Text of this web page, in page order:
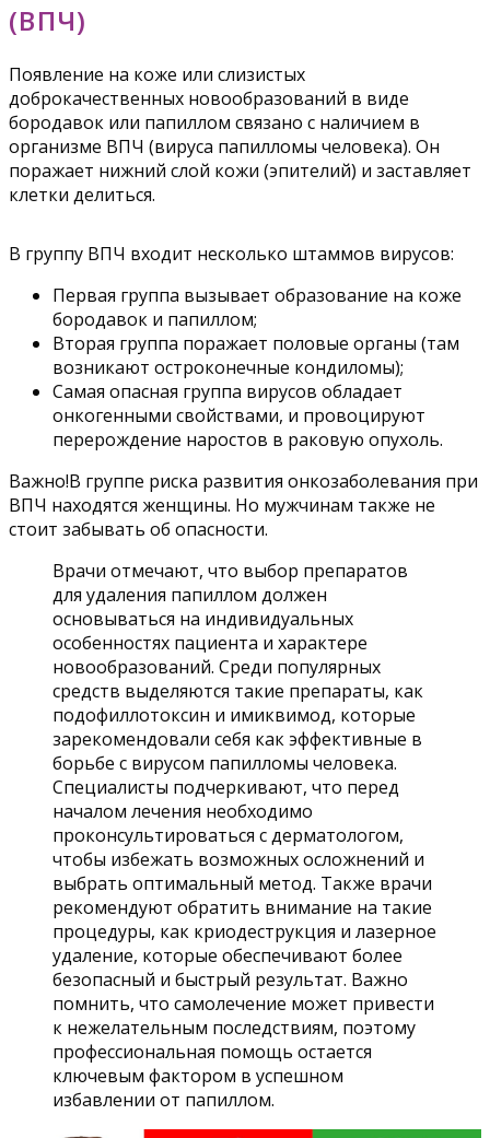
(ВПЧ)
Появление на коже или слизистых
доброкачественных новообразований в виде
бородавок или папиллом связано с наличием в
организме ВПЧ (вируса папилломы человека). Он
поражает нижний слой кожи (эпителий) и заставляет
клетки делиться.
В группу ВПЧ входит несколько штаммов вирусов:
Первая группа вызывает образование на коже
бородавок и папиллом;
Вторая группа поражает половые органы (там
возникают остроконечные кондиломы);
Самая опасная группа вирусов обладает
онкогенными свойствами, и провоцируют
перерождение наростов в раковую опухоль.
Важно!В группе риска развития онкозаболевания при
ВПЧ находятся женщины. Но мужчинам также не
стоит забывать об опасности.
Врачи отмечают, что выбор препаратов
для удаления папиллом должен
основываться на индивидуальных
особенностях пациента и характере
новообразований. Среди популярных
средств выделяются такие препараты, как
подофиллотоксин и имиквимод, которые
зарекомендовали себя как эффективные в
борьбе с вирусом папилломы человека.
Специалисты подчеркивают, что перед
началом лечения необходимо
проконсультироваться с дерматологом,
чтобы избежать возможных осложнений и
выбрать оптимальный метод. Также врачи
рекомендуют обратить внимание на такие
процедуры, как криодеструкция и лазерное
удаление, которые обеспечивают более
безопасный и быстрый результат. Важно
помнить, что самолечение может привести
к нежелательным последствиям, поэтому
профессиональная помощь остается
ключевым фактором в успешном
избавлении от папиллом.